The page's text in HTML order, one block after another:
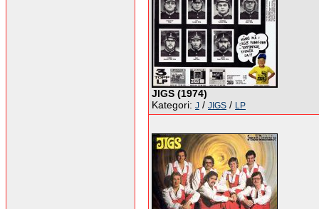
JIGS (1974)
Kategori: J / JIGS / LP